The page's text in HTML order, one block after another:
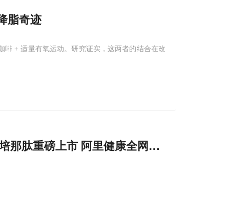
脂奇迹
啡 + 适量有氧运动。研究证实，这两者的结合在改
那肽重磅上市 阿里健康全网首发